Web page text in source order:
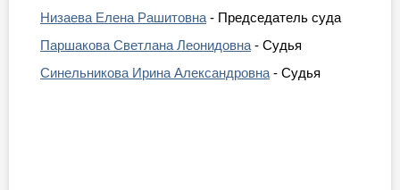
Низаева Елена Рашитовна - Председатель суда
Паршакова Светлана Леонидовна - Судья
Синельникова Ирина Александровна - Судья